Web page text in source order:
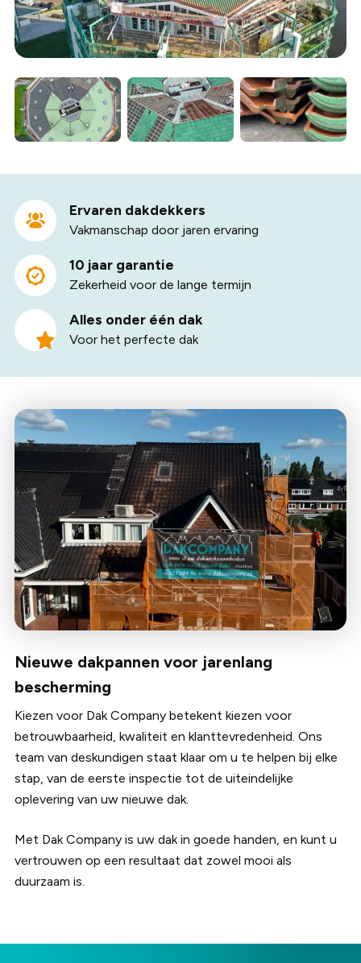
Ervaren dakdekkers
Vakmanschap door jaren ervaring
10 jaar garantie
Zekerheid voor de lange termijn
Alles onder één dak
Voor het perfecte dak
Nieuwe dakpannen voor jarenlang
bescherming
Kiezen voor Dak Company betekent kiezen voor
betrouwbaarheid, kwaliteit en klanttevredenheid. Ons
team van deskundigen staat klaar om u te helpen bij elke
stap, van de eerste inspectie tot de uiteindelijke
oplevering van uw nieuwe dak.
Met Dak Company is uw dak in goede handen, en kunt u
vertrouwen op een resultaat dat zowel mooi als
duurzaam is.